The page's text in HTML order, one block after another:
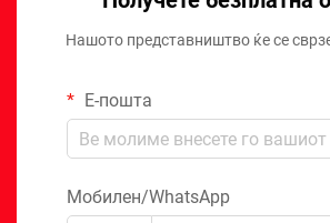
Нашото представништво ќе се
Е-пошта
Мобилен/WhatsApp